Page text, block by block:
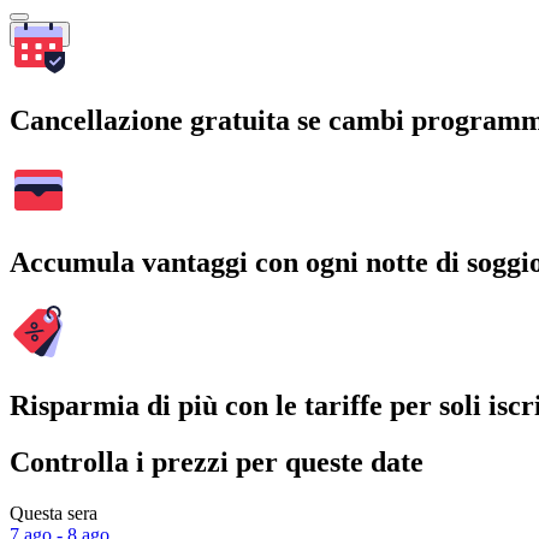
Cerca
Cancellazione gratuita se cambi
Accumula vantaggi con ogni notte di
Risparmia di più con le tariffe per soli
Controlla i prezzi per queste date
Questa sera